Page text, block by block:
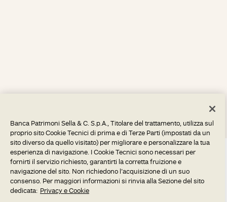
Banca Patrimoni Sella & C. S.p.A., Titolare del trattamento, utilizza sul
proprio sito Cookie Tecnici di prima e di Terze Parti (impostati da un
sito diverso da quello visitato) per migliorare e personalizzare la tua
esperienza di navigazione. I Cookie Tecnici sono necessari per
fornirti il servizio richiesto, garantirti la corretta fruizione e
navigazione del sito. Non richiedono l’acquisizione di un suo
consenso. Per maggiori informazioni si rinvia alla Sezione del sito
dedicata: Privacy e Cookie